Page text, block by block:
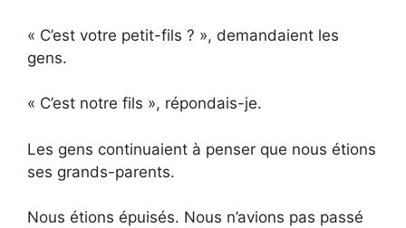
« C’est votre petit-fils ? », demandaient les
gens.
« C’est notre fils », répondais-je.
Les gens continuaient à penser que nous étions
ses grands-parents.
Nous étions épuisés. Nous n’avions pas passé